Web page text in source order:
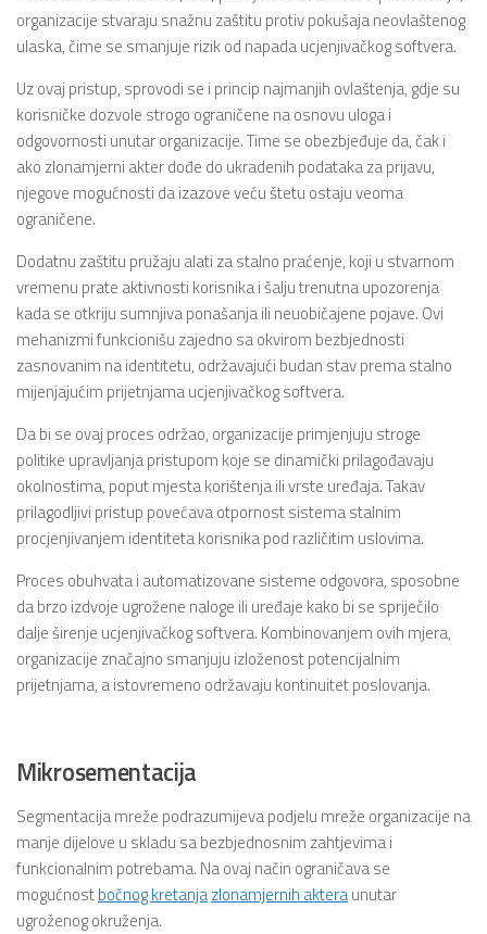
organizacije stvaraju snažnu zaštitu protiv pokušaja neovlaštenog
ulaska, čime se smanjuje rizik od napada ucjenjivačkog softvera.
Uz ovaj pristup, sprovodi se i princip najmanjih ovlaštenja, gdje su
korisničke dozvole strogo ograničene na osnovu uloga i
odgovornosti unutar organizacije. Time se obezbjeđuje da, čak i
ako zlonamjerni akter dođe do ukradenih podataka za prijavu,
njegove mogućnosti da izazove veću štetu ostaju veoma
ograničene.
Dodatnu zaštitu pružaju alati za stalno praćenje, koji u stvarnom
vremenu prate aktivnosti korisnika i šalju trenutna upozorenja
kada se otkriju sumnjiva ponašanja ili neuobičajene pojave. Ovi
mehanizmi funkcionišu zajedno sa okvirom bezbjednosti
zasnovanim na identitetu, održavajući budan stav prema stalno
mijenjajućim prijetnjama ucjenjivačkog softvera.
Da bi se ovaj proces održao, organizacije primjenjuju stroge
politike upravljanja pristupom koje se dinamički prilagođavaju
okolnostima, poput mjesta korištenja ili vrste uređaja. Takav
prilagodljivi pristup povećava otpornost sistema stalnim
procjenjivanjem identiteta korisnika pod različitim uslovima.
Proces obuhvata i automatizovane sisteme odgovora, sposobne
da brzo izdvoje ugrožene naloge ili uređaje kako bi se spriječilo
dalje širenje ucjenjivačkog softvera. Kombinovanjem ovih mjera,
organizacije značajno smanjuju izloženost potencijalnim
prijetnjama, a istovremeno održavaju kontinuitet poslovanja.
Mikrosementacija
Segmentacija mreže podrazumijeva podjelu mreže organizacije na
manje dijelove u skladu sa bezbjednosnim zahtjevima i
funkcionalnim potrebama. Na ovaj način ograničava se
mogućnostbočnog kretanjazlonamjernih akteraunutar
ugroženog okruženja.